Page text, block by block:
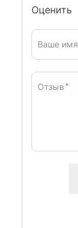
Оценить
Ваше имя
Отзыв *